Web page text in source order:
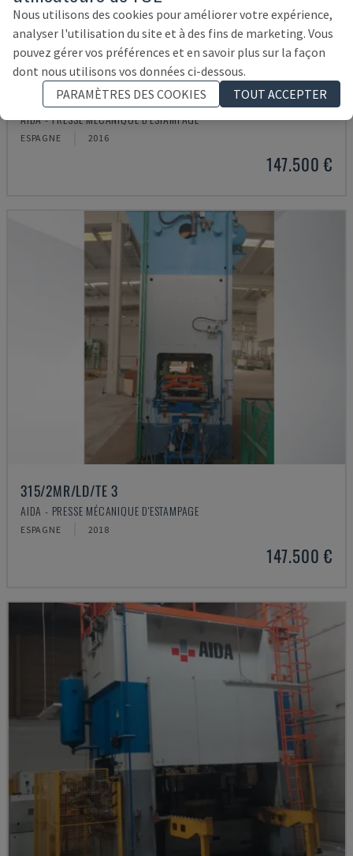
315/2MR/LD/TE3
AIDA - PRESSE MÉCANIQUE D'ESTAMPAGE
ESPAGNE 2016
147.500 €
315/2MR/LD/TE 3
AIDA - PRESSE MÉCANIQUE D'ESTAMPAGE
ESPAGNE 2018
147.500 €
Nous utilisons des cookies pour améliorer votre expérience,
analyser l'utilisation du site et à des fins de marketing. Vous
pouvez gérer vos préférences et en savoir plus sur la façon
dont nous utilisons vos données ci-dessous.
PARAMÈTRES DES COOKIES
TOUT ACCEPTER